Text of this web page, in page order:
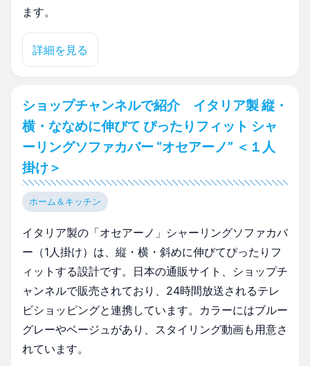
ます。
詳細を見る
ショップチャンネルで紹介 イタリア製 縦・
横・ななめに伸びて ぴったりフィット シャ
ーリングソファカバー “オセアーノ” ＜１人
掛け＞
ホーム＆キッチン
イタリア製の「オセアーノ」シャーリングソファカバ
ー（1人掛け）は、縦・横・斜めに伸びてぴったりフ
ィットする設計です。日本の通販サイト、ショップチ
ャンネルで販売されており、24時間放送されるテレ
ビショッピングと連携しています。カラーにはブルー
グレーやベージュがあり、スタイリング動画も用意さ
れています。